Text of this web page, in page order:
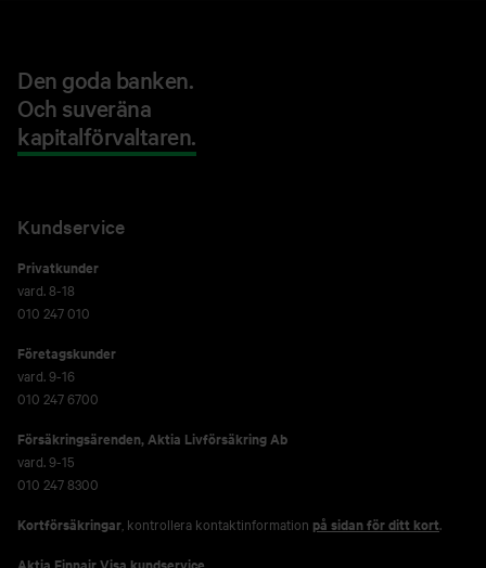
Den goda banken.
Och suveräna
kapitalförvaltaren.
Kundservice
Privatkunder
vard. 8-18
010 247 010
Företagskunder
vard. 9-16
010 247 6700
Försäkringsärenden,Aktia Livförsäkring Ab
vard. 9-15
010 247 8300
Kortförsäkringar , kontrollera kontaktinformation på sidan för ditt kort.